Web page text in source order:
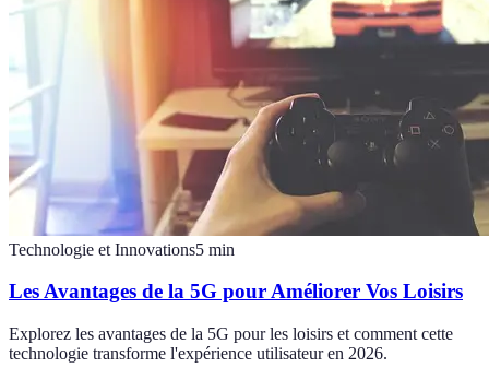
Technologie et Innovations5 min
Les Avantages de la 5G pour Améliorer Vos Loisirs
Explorez les avantages de la 5G pour les loisirs et comment cette
technologie transforme l'expérience utilisateur en 2026.